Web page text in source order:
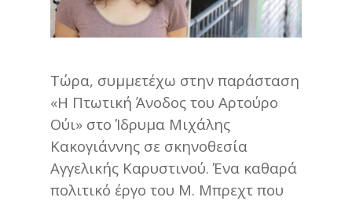
Τώρα, συμμετέχω στην παράσταση
«Η Πτωτική Άνοδος του Αρτούρο
Ούι» στο Ίδρυμα Μιχάλης
Κακογιάννης σε σκηνοθεσία
Αγγελικής Καρυστινού. Ένα καθαρά
πολιτικό έργο του Μ. Μπρεχτ που